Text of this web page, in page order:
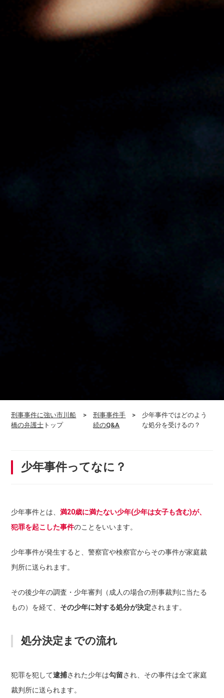
刑事事件に強い市川船
橋の弁護士 トップ
刑事事件手
続のQ&A
少年事件ではどのよう
な処分を受けるの？
少年事件ってなに？
少年事件とは、満20歳に満たない少年(少年は女子も含む)が、
犯罪を起こした事件のことをいいます。
少年事件が発生すると、警察官や検察官からその事件が家庭裁
判所に送られます。
その後少年の調査・少年審判（成人の場合の刑事裁判に当たる
もの）を経て、 その少年に対する処分が決定されます。
処分決定までの流れ
犯罪を犯して逮捕された少年は勾留され、その事件は全て家庭
裁判所に送られます。